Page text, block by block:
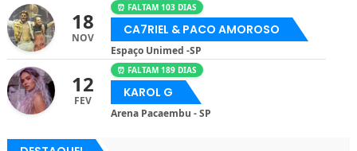
18
NOV
⏰ FALTAM 103 DIAS
CA7RIEL & PACO AMOROSO
Espaço Unimed -SP
12
FEV
⏰ FALTAM 189 DIAS
KAROL G
Arena Pacaembu - SP